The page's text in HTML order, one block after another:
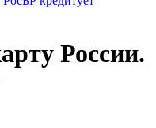
России.